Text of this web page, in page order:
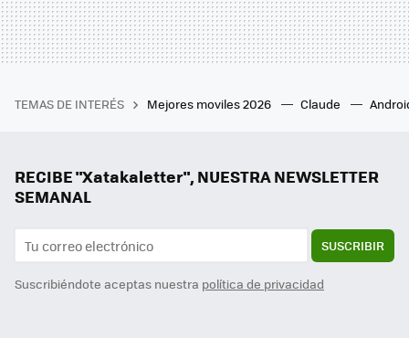
TEMAS DE INTERÉS Mejores moviles 2026 Claude
RECIBE "Xatakaletter", NUESTRA NEWSLETTER
SEMANAL
SUSCRIBIR
Suscribiéndote aceptas nuestra política de privacidad